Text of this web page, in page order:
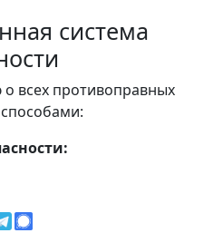
система
всех противоправных